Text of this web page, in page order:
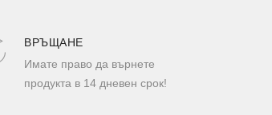
ВРЪЩАНЕ
Имате право да върнете
продукта в 14 дневен срок!